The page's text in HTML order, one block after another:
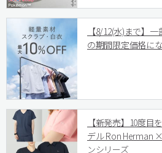
【8/12(水)まで】
の期間限定価格に
【新発売】10度目
デル Ron Herman
ンシリーズ